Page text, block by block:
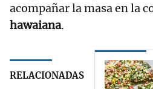
acompañar la masa en la
hawaiana.
RELACIONADAS